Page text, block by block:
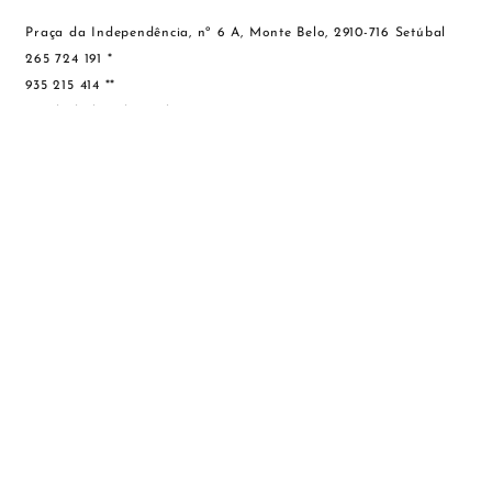
Praça da Independência, nº 6 A, Monte Belo, 2910-716 Setúbal
265 724 191 *
935 215 414 **